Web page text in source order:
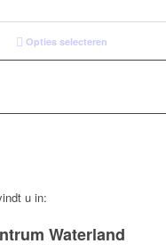
Opties selecteren
u in:
Waterland